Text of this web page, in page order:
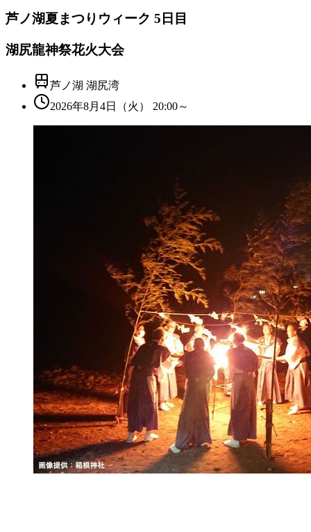
芦ノ湖夏まつりウィーク 5日目
湖尻龍神祭花火大会
芦ノ湖 湖尻湾
2026年8月4日（火） 20:00～